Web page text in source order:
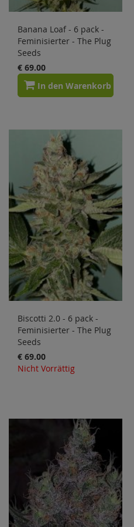
Banana Loaf - 6 pack -
Feminisierter - The Plug
Seeds
€ 69.00
In den Warenkorb
Biscotti 2.0 - 6 pack -
Feminisierter - The Plug
Seeds
€ 69.00
Nicht Vorrättig